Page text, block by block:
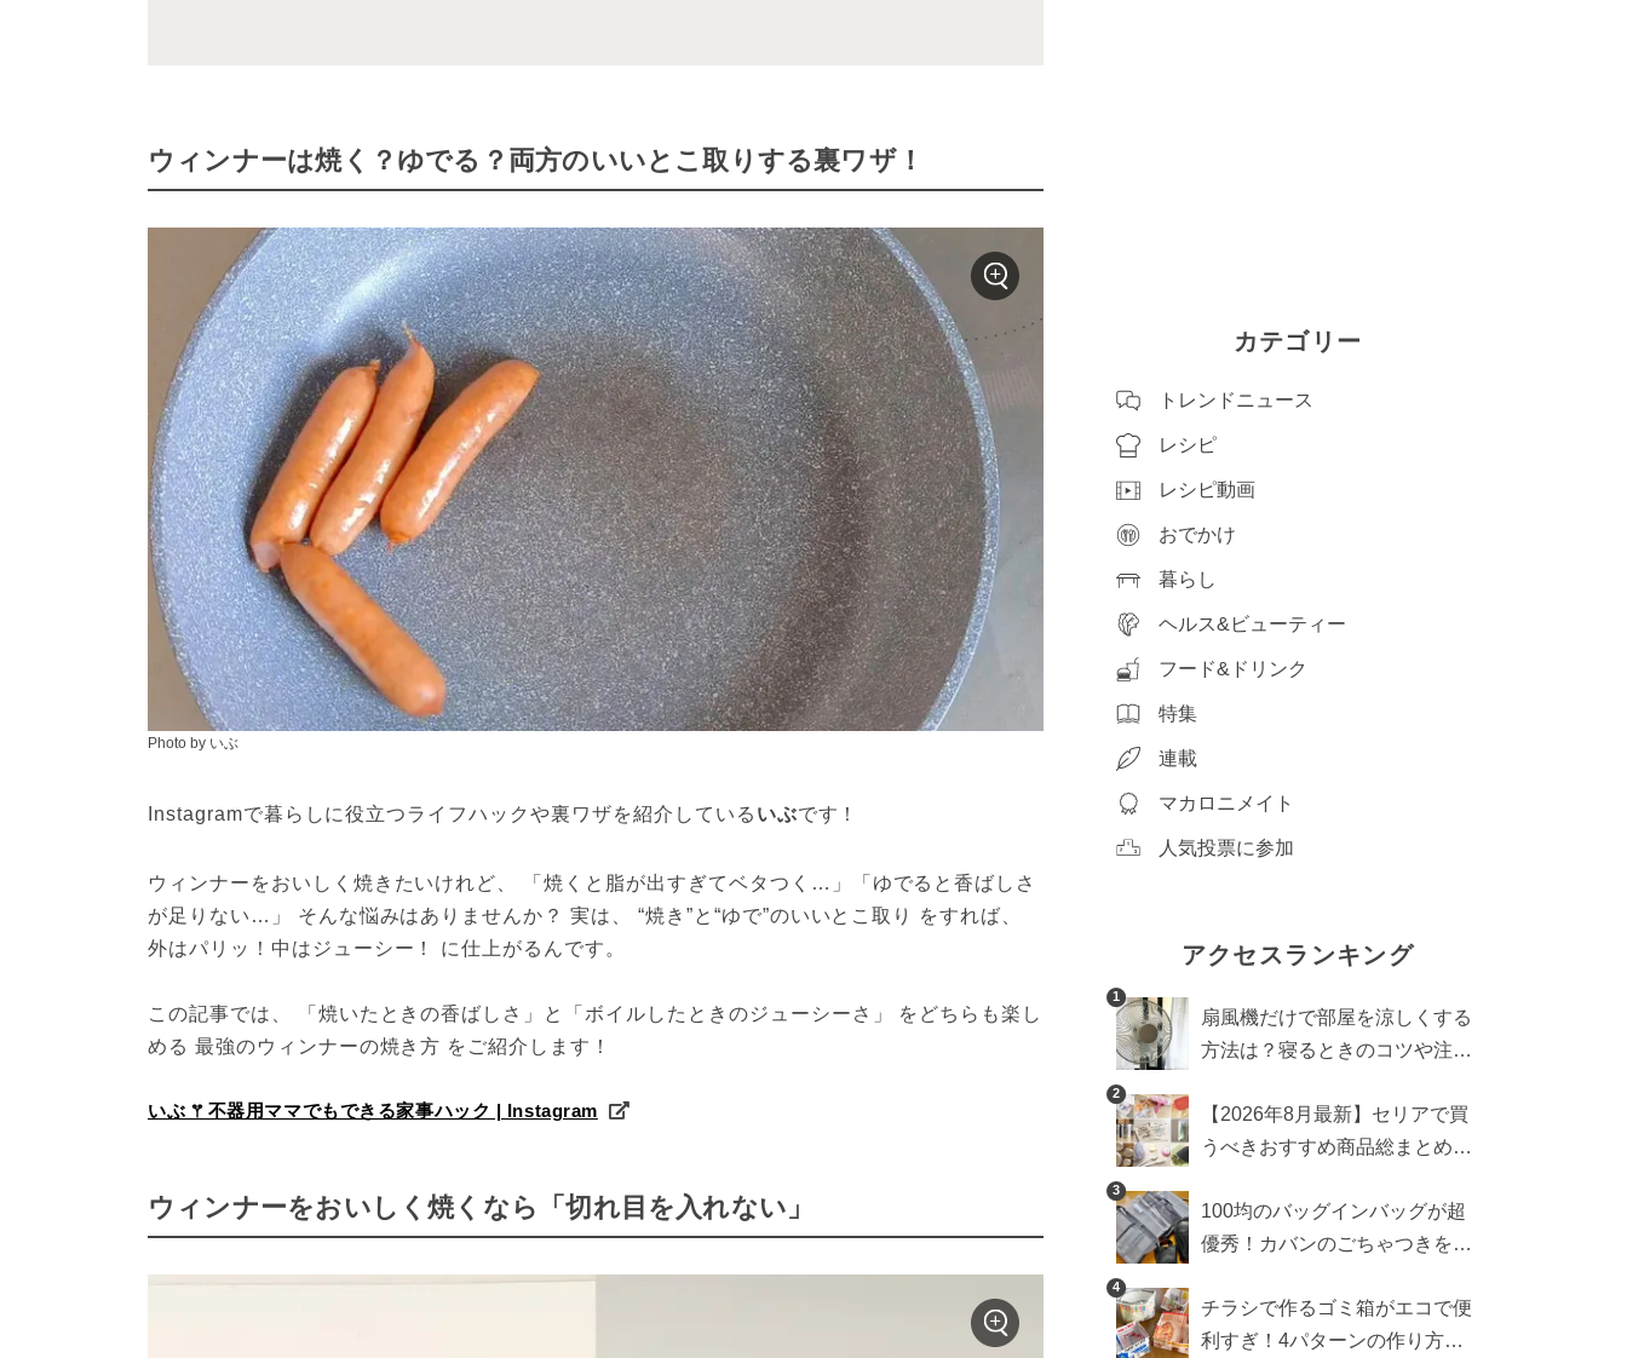
ウィンナーは焼く？ゆでる？両方のいいとこ取りする裏ワザ！
Photo by いぶ
Instagramで暮らしに役立つライフハックや裏ワザを紹介している いぶです！
ウィンナーをおいしく焼きたいけれど、 「焼くと脂が出すぎてベタつく…」「ゆでると香ばしさ
が足りない…」 そんな悩みはありませんか？ 実は、 “焼き”と“ゆで”のいいとこ取り をすれば、
外はパリッ！中はジューシー！ に仕上がるんです。
この記事では、 「焼いたときの香ばしさ」と「ボイルしたときのジューシーさ」 をどちらも楽し
める 最強のウィンナーの焼き方 をご紹介します！
いぶ 𖦥 不器用ママでもできる家事ハック | Instagram
ウィンナーをおいしく焼くなら「切れ目を入れない」
カテゴリー
トレンドニュース
レシピ
レシピ動画
おでかけ
暮らし
ヘルス&ビューティー
フード&ドリンク
特集
連載
マカロニメイト
人気投票に参加
アクセスランキング
1
扇風機だけで部屋を涼しくする
方法は？寝るときのコツや注意
2
【2026年8月最新】セリアで買
うべきおすすめ商品総まとめ。
3
100均のバッグインバッグが超
優秀！カバンのごちゃつきを一
ゥ・セリア】
4
チラシで作るゴミ箱がエコで便
利すぎ！4パターンの作り方を